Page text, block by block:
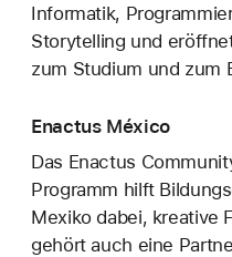
Informatik,
Storytelling und
zum Studium und zum
Enactus México
Das Enactus
Programm hilft
Mexiko dabei, kreative
gehört auch eine